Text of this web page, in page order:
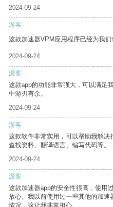
2024-09-24
游客
这款加速器VPM应用程序已经为我们
2024-09-24
游客
这款app的功能非常强大，可以满足
中游刃有余。
2024-09-24
游客
这款软件非常实用，可以帮助我解
查找资料、翻译语言、编写代码等。
2024-09-24
游客
这款加速器app的安全性很高，使用
放心。我以前使用过一些其他的加
情况，这让我非常担心。